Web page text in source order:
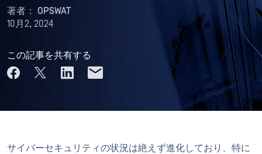
著者： OPSWAT
10月2, 2024
この記事を共有する
サイバーセキュリティの状況は絶えず進化しており、特に